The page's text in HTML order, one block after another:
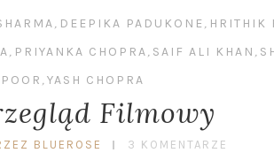
, DEEPIKA PADUKONE, HRITHIK
, PRIYANKA CHOPRA, SAIF ALI KHAN ,
,YASH CHOPRA
Filmowy
BLUEROSE 3 KOMENTARZE